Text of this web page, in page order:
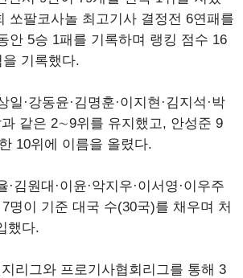
쏘팔코사놀 최고기사 결정전 6연패를
안 5승 1패를 기록하며 랭킹 점수 16
기록했다.
일·강동윤·김명훈·이지현·김지석·박
같은 2∼9위를 유지했고, 안성준 9
10위에 이름을 올렸다.
·김원대·이윤·악지우·이서영·이우주
명이 기준 대국 수(30국)를 채우며 처
했다.
리그와 프로기사협회리그를 통해 3